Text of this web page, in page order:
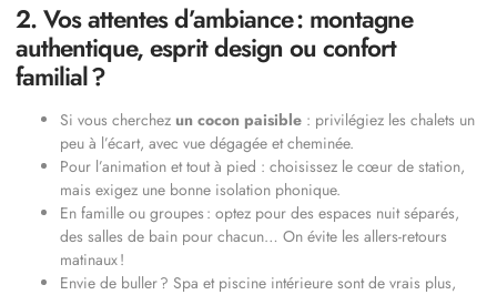
2. Vos attentes d’ambiance : montagne
authentique, esprit design ou confort
familial ?
Si vous cherchez un cocon paisible : privilégiez les chalets un
peu à l’écart, avec vue dégagée et cheminée.
Pour l’animation et tout à pied : choisissez le cœur de station,
mais exigez une bonne isolation phonique.
En famille ou groupes : optez pour des espaces nuit séparés,
des salles de bain pour chacun… On évite les allers-retours
matinaux !
Envie de buller ? Spa et piscine intérieure sont de vrais plus,